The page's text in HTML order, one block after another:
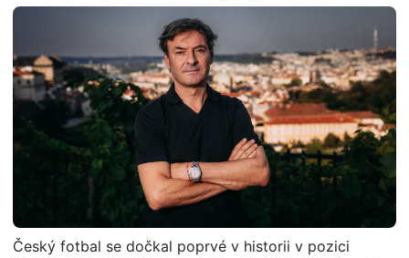
Český fotbal se dočkal poprvé v historii v pozici